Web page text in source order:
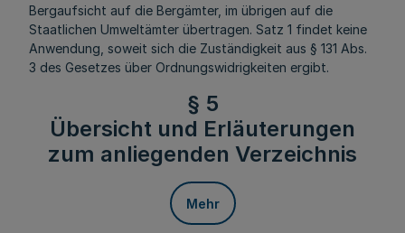
Bergaufsicht auf die Bergämter, im übrigen auf die
Staatlichen Umweltämter übertragen. Satz 1 findet keine
Anwendung, soweit sich die Zuständigkeit aus § 131 Abs.
3 des Gesetzes über Ordnungswidrigkeiten ergibt.
§ 5
Übersicht und Erläuterungen
zum anliegenden Verzeichnis
Mehr